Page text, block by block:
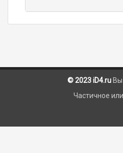
© 2023 iD4.ru
Частичное